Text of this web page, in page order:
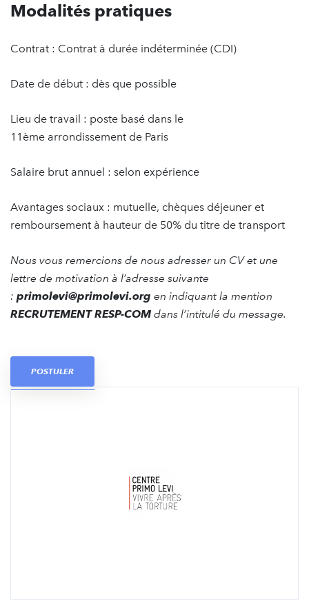
Modalités pratiques
Contrat : Contrat à durée indéterminée (CDI)
Date de début : dès que possible
Lieu de travail : poste basé dans le
11ème arrondissement de Paris
Salaire brut annuel : selon expérience
Avantages sociaux : mutuelle, chèques déjeuner et
remboursement à hauteur de 50% du titre de transport
Nous vous remercions de nous adresser un CV et une
lettre de motivation à l’adresse suivante
: primolevi@primolevi.org en indiquant la mention
RECRUTEMENT RESP-COM dans l’intitulé du message.
POSTULER